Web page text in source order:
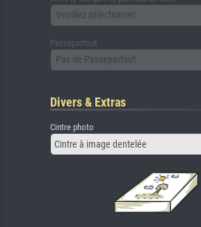
Veuillez sélectionner
Passepartout
Pas de Passepartout
Divers & Extras
Cintre photo
Cintre à image dentelée